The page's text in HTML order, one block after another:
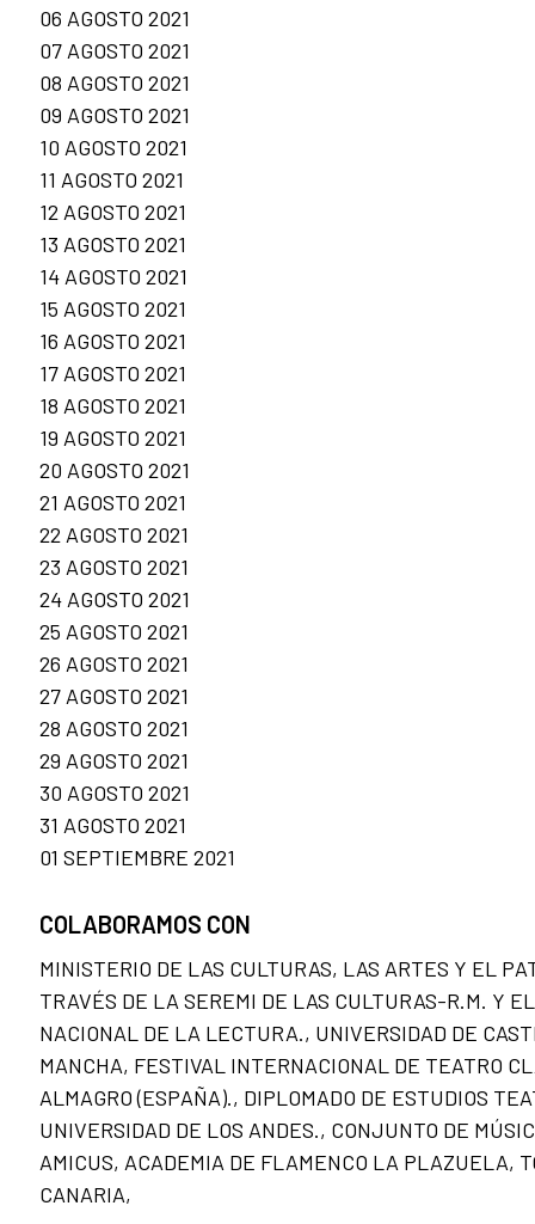
06 AGOSTO 2021
07 AGOSTO 2021
08 AGOSTO 2021
09 AGOSTO 2021
10 AGOSTO 2021
11 AGOSTO 2021
12 AGOSTO 2021
13 AGOSTO 2021
14 AGOSTO 2021
15 AGOSTO 2021
16 AGOSTO 2021
17 AGOSTO 2021
18 AGOSTO 2021
19 AGOSTO 2021
20 AGOSTO 2021
21 AGOSTO 2021
22 AGOSTO 2021
23 AGOSTO 2021
24 AGOSTO 2021
25 AGOSTO 2021
26 AGOSTO 2021
27 AGOSTO 2021
28 AGOSTO 2021
29 AGOSTO 2021
30 AGOSTO 2021
31 AGOSTO 2021
01 SEPTIEMBRE 2021
COLABORAMOS CON
MINISTERIO DE LAS CULTURAS, LAS ARTES Y EL
TRAVÉS DE LA SEREMI DE LAS CULTURAS-R.M. Y
NACIONAL DE LA LECTURA., UNIVERSIDAD DE
MANCHA, FESTIVAL INTERNACIONAL DE TEATRO
ALMAGRO (ESPAÑA)., DIPLOMADO DE ESTUDIOS
UNIVERSIDAD DE LOS ANDES., CONJUNTO DE
AMICUS, ACADEMIA DE FLAMENCO LA PLAZUELA,
CANARIA,